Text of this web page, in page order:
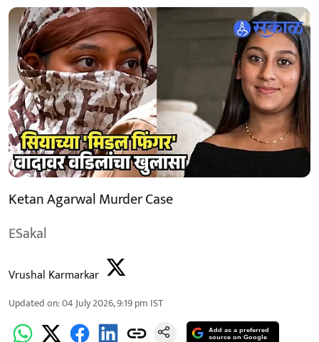
Ketan Agarwal Murder Case
ESakal
Vrushal Karmarkar
Updated on:04 July 2026, 9:19 pm IST
Add as a preferred
source on Google